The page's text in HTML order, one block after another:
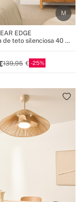
EDGE
de teto silenciosa 40 W
139,95 25